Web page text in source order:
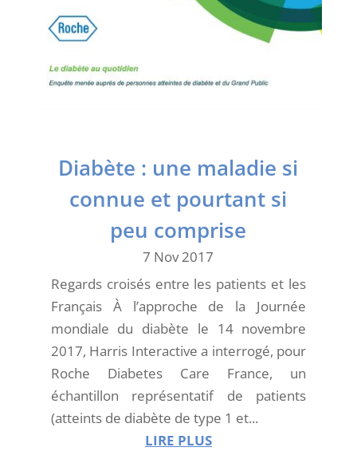
Diabète : une maladie si
connue et pourtant si
peu comprise
7 Nov 2017
Regards croisés entre les patients et les
Français À l’approche de la Journée
mondiale du diabète le 14 novembre
2017, Harris Interactive a interrogé, pour
Roche Diabetes Care France, un
échantillon représentatif de patients
(atteints de diabète de type 1 et...
LIRE PLUS